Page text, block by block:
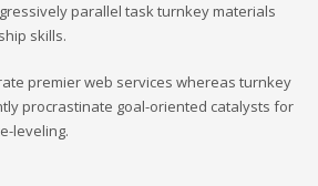
parallel task turnkey materials
skills.
premier web services whereas turnkey
procrastinate goal-oriented catalysts for
leveling.